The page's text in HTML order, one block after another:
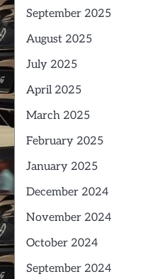
September 2025
August 2025
July 2025
April 2025
March 2025
February 2025
January 2025
December 2024
November 2024
October 2024
September 2024